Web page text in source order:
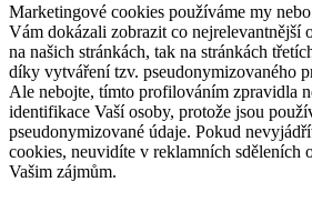
Marketingové cookies používáme my
Vám dokázali zobrazit co nejrelevantnější
na našich stránkách, tak na stránkách
díky vytváření tzv. pseudonymizovaného
Ale nebojte, tímto profilováním zpravidla
identifikace Vaší osoby, protože jsou
pseudonymizované údaje. Pokud
cookies, neuvidíte v reklamních sděleních
Vašim zájmům.